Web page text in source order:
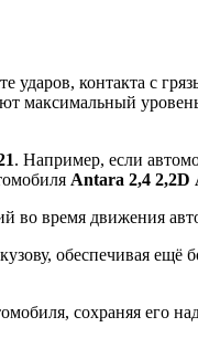
ударов, контакта с
максимальный
. Например, если
Antara 2,4
во время движения
обеспечивая ещё
сохраняя его